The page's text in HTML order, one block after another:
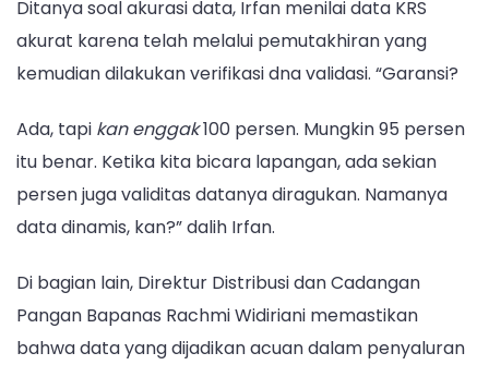
Ditanya soal akurasi data, Irfan menilai data KRS
akurat karena telah melalui pemutakhiran yang
kemudian dilakukan verifikasi dna validasi. “Garansi?
Ada, tapi kan enggak100 persen. Mungkin 95 persen
itu benar. Ketika kita bicara lapangan, ada sekian
persen juga validitas datanya diragukan. Namanya
data dinamis, kan?” dalih Irfan.
Di bagian lain, Direktur Distribusi dan Cadangan
Pangan Bapanas Rachmi Widiriani memastikan
bahwa data yang dijadikan acuan dalam penyaluran